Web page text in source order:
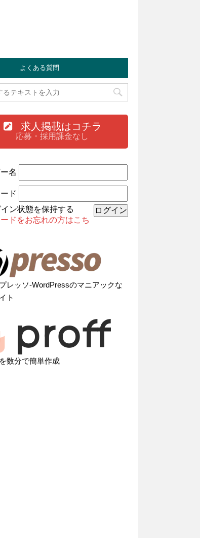
よくある質問
求人掲載はコチラ
応募・採用課金なし
名
ド
イン状態を保持する
ドをお忘れの方はこち
レッソ-WordPressのマニアックな
ト
数分で簡単作成